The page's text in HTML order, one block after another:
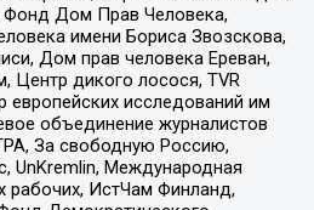
Фонд Дом Прав Человека,
имени Бориса Звозскова,
Дом прав человека Ереван,
Центр дикого лосося, TVR
исследований им
объединение журналистов
За свободную Россию,
UnKremlin, Международная
рабочих, ИстЧам Финланд,